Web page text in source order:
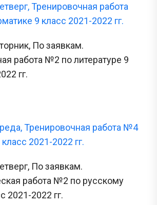
Тренировочная работа
9 класс 2021-2022 гг.
По заявкам.
работа №2 по литературе 9
гг.
Тренировочная работа №4
2021-2022 гг.
По заявкам.
работа №2 по русскому
2021-2022 гг.